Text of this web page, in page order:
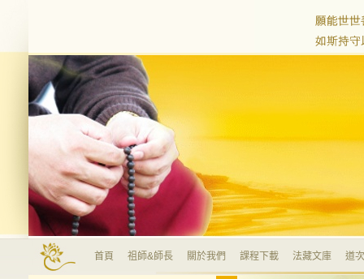
首頁 祖師&師長 關於我們 課程下載 法藏文庫 道